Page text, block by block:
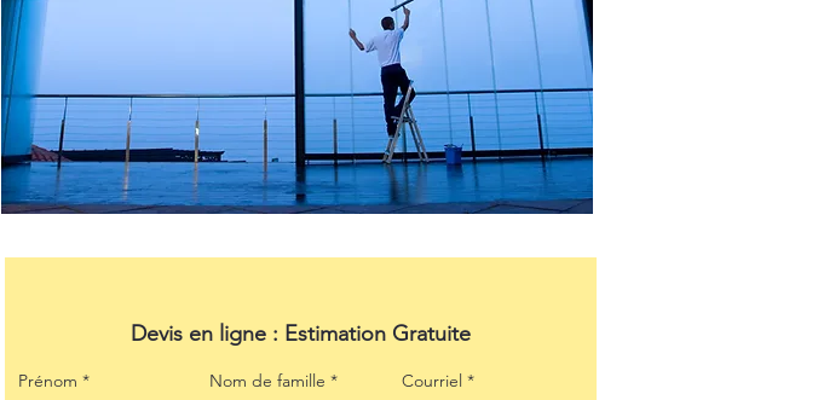
Devis en ligne : Estimation Gratuite
Prénom * Nom de famille * Courriel *